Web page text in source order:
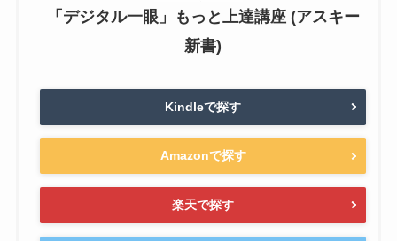
「デジタル一眼」もっと上達講座 (アスキー
新書)
Kindleで探す
Amazonで探す
楽天で探す